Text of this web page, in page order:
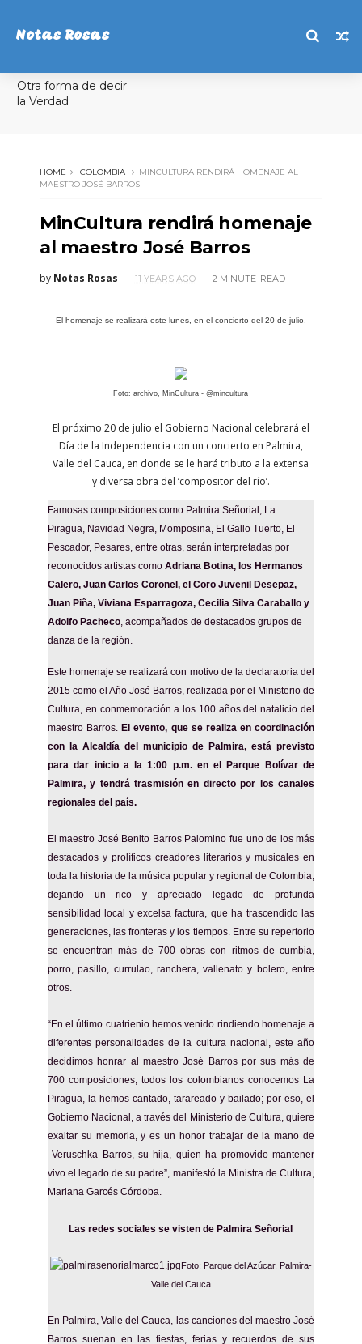
Notas Rosas
Otra forma de decir
la Verdad
HOME COLOMBIA
MINCULTURA RENDIRÁ HOMENAJE AL
MAESTRO JOSÉ BARROS
MinCultura rendirá homenaje
al maestro José Barros
by Notas Rosas 11 YEARS AGO 2 MINUTE READ
El homenaje se realizará este lunes, en el concierto del 20 de julio.
Foto: archivo, MinCultura - @mincultura
El próximo 20 de julio el Gobierno Nacional celebrará el
Día de la Independencia con un concierto en Palmira,
Valle del Cauca, en donde se le hará tributo a la extensa
y diversa obra del ‘compositor del río’.
Famosas composiciones como Palmira Señorial, La
Piragua, Navidad Negra, Momposina, El Gallo Tuerto, El
Pescador, Pesares, entre otras, serán interpretadas por
reconocidos artistas como Adriana Botina, los Hermanos
Calero, Juan Carlos Coronel, el Coro Juvenil Desepaz,
Juan Piña, Viviana Esparragoza, Cecilia Silva Caraballo y
Adolfo Pacheco, acompañados de destacados grupos de
danza de la región.
Este homenaje se realizará con motivo de la declaratoria del
2015 como el Año José Barros, realizada por el Ministerio de
Cultura, en conmemoración a los 100 años del natalicio del
maestro Barros.El evento, que se realiza en coordinación
con la Alcaldía del municipio de Palmira, está previsto
para dar inicio a la 1:00 p.m. en el Parque Bolívar de
Palmira, y tendrá trasmisión en directo por los canales
regionales del país.
El maestro José Benito Barros Palomino fue uno de los más
destacados y prolíficos creadores literarios y musicales en
toda la historia de la música popular y regional de Colombia,
dejando un rico y apreciado legado de profunda
sensibilidad local y excelsa factura, que ha trascendido las
generaciones, las fronteras y los tiempos. Entre su repertorio
se encuentran más de 700 obras con ritmos de cumbia,
porro, pasillo, currulao, ranchera, vallenato y bolero, entre
otros.
“En el último cuatrienio hemos venido rindiendo homenaje a
diferentes personalidades de la cultura nacional, este año
decidimos honrar al maestro José Barros por sus más de
700 composiciones; todos los colombianos conocemos La
Piragua, la hemos cantado, tarareado y bailado; por eso, el
Gobierno Nacional, a través del Ministerio de Cultura, quiere
exaltar su memoria, y es un honor trabajar de la mano de
Veruschka Barros, su hija, quien ha promovido mantener
vivo el legado de su padre”, manifestó la Ministra de Cultura,
Mariana Garcés Córdoba.
Las redes sociales se visten de Palmira Señorial​
Foto: Parque del Azúcar. Palmira-
Valle del Cauca
En Palmira, Valle del Cauca, las canciones del maestro José
Barros suenan en las fiestas, ferias y recuerdos de sus